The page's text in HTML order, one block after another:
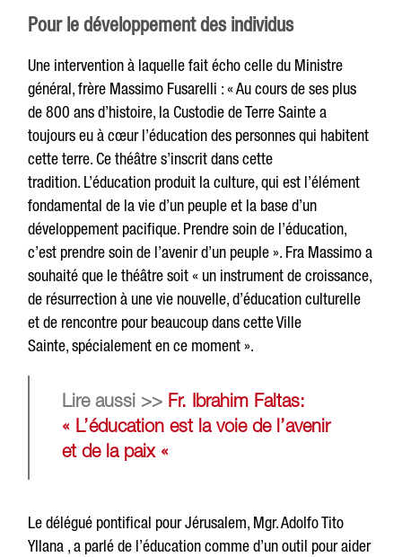
Pour le développement des individus
Une intervention à laquelle fait écho celle du Ministre
général, frère Massimo Fusarelli : « Au cours de ses plus
de 800 ans d’histoire, la Custodie de Terre Sainte a
toujours eu à cœur l’éducation des personnes qui habitent
cette terre. Ce théâtre s’inscrit dans cette
tradition. L’éducation produit la culture, qui est l’élément
fondamental de la vie d’un peuple et la base d’un
développement pacifique. Prendre soin de l’éducation,
c’est prendre soin de l’avenir d’un peuple ». Fra Massimo a
souhaité que le théâtre soit « un instrument de croissance,
de résurrection à une vie nouvelle, d’éducation culturelle
et de rencontre pour beaucoup dans cette Ville
Sainte, spécialement en ce moment ».
Lire aussi >> Fr. Ibrahim Faltas:
« L’éducation est la voie de l’avenir
et de la paix «
Le délégué pontifical pour Jérusalem, Mgr. Adolfo Tito
Yllana , a parlé de l’éducation comme d’un outil pour aider